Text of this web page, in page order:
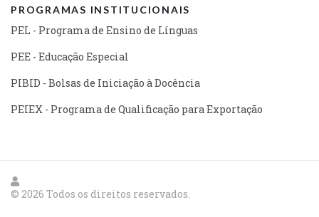
PROGRAMAS INSTITUCIONAIS
PEL - Programa de Ensino de Línguas
PEE - Educação Especial
PIBID - Bolsas de Iniciação à Docência
PEIEX - Programa de Qualificação para Exportação
© 2026 Todos os direitos reservados.